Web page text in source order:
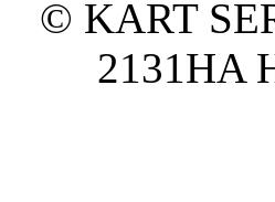
© KART
2131HA